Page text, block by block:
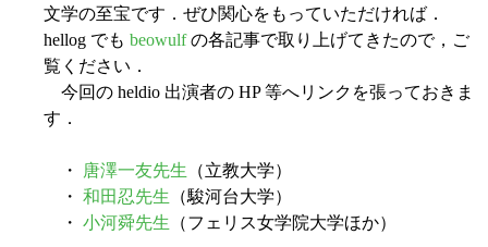
文学の至宝です．ぜひ関心をもっていただければ．
hellog でも beowulfの各記事で取り上げてきたので，ご
覧ください．
今回の heldio 出演者の HP 等へリンクを張っておきま
す．
・ 唐澤一友先生 （立教大学）
・ 和田忍先生 （駿河台大学）
・ 小河舜先生 （フェリス女学院大学ほか）